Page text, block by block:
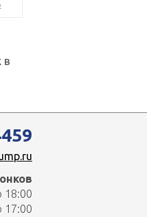
в
18:00
17:00